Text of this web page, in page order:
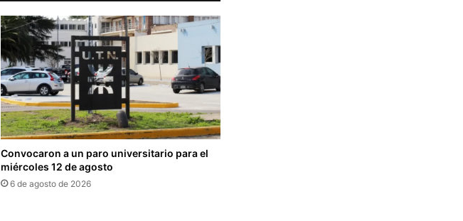
Convocaron a un paro universitario para el
miércoles 12 de agosto
6 de agosto de 2026